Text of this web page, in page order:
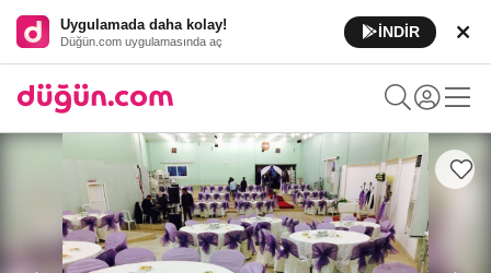
Uygulamada daha kolay!
Düğün.com uygulamasında aç
İNDİR